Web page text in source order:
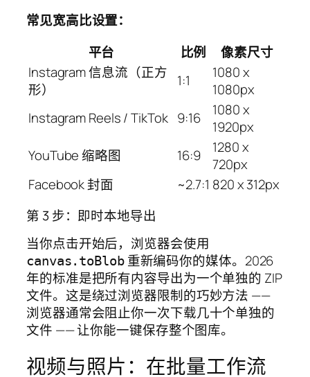
常见宽高比设置：
平台
比例
像素尺寸
Instagram 信息流（正方
形）
1:1
1080 x
1080px
Instagram Reels / TikTok 9:16
1080 x
1920px
YouTube 缩略图
16:9
1280 x
720px
Facebook 封面
~2.7:1 820 x 312px
第 3 步：即时本地导出
当你点击开始后，浏览器会使用
canvas.toBlob重新编码你的媒体。2026
年的标准是把所有内容导出为一个单独的 ZIP
文件。这是绕过浏览器限制的巧妙方法 ——
浏览器通常会阻止你一次下载几十个单独的
文件 —— 让你能一键保存整个图库。
视频与照片：在批量工作流